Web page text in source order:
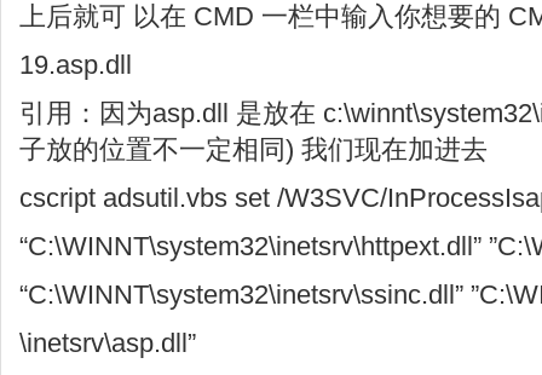
上后就可 以在 CMD 一栏中输入你想要的
19.asp.dll
引用：因为asp.dll 是放在
子放的位置不一定相同) 我们现在加进去
cscript adsutil.vbs set /W3SVC/
“C:\WINNT\system32\inetsrv\httpext.dll”
“C:\WINNT\system32\inetsrv\ssinc.dll”
\inetsrv\asp.dll”